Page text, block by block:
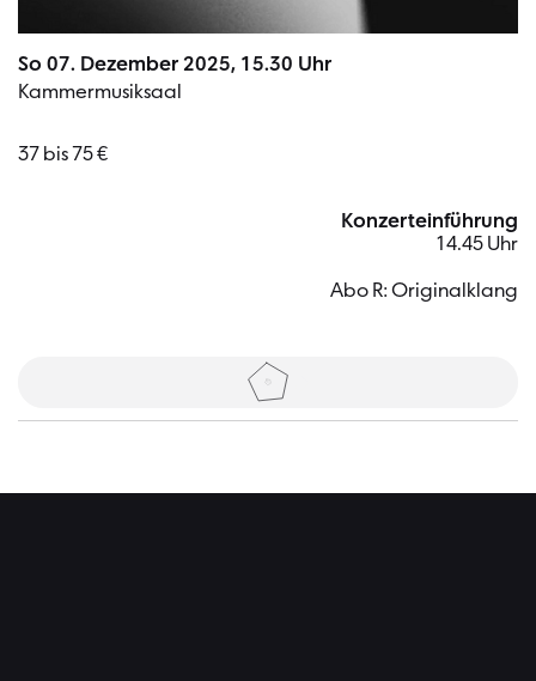
So 07. Dezember 2025, 15.30 Uhr
Kammermusiksaal
37 bis 75 €
Konzerteinführung
14.45 Uhr
Abo R: Originalklang
Tickets